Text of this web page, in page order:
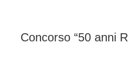
Concorso “50 anni